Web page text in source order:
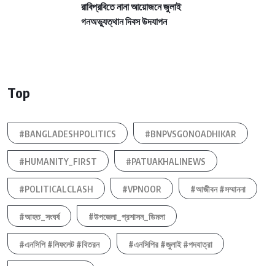
রাবিপ্রবিতে নানা আয়োজনে জুলাই
গনঅভ্যুত্থান দিবস উদযাপন
Top
#BANGLADESHPOLITICS #BNPVSGONOADHIKAR
#HUMANITY_FIRST #PATUAKHALINEWS
#POLITICALCLASH #VPNOOR #আজীবন #সম্মাননা
#আহত_সংঘর্ষ #উপজেলা_প্রশাসন_ডিমলা
#এনসিপি #লিফলেট #বিতরন #এনসিপির #জুলাই #পদযাত্রা